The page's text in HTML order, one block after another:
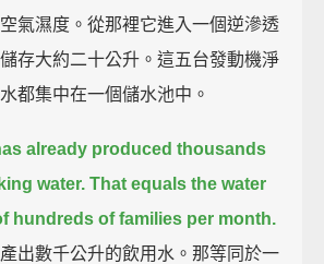
氣濕度。從那裡它進入一個逆滲透
存大約二十公升。這五台發動機淨
都集中在一個儲水池中。
already produced thousands
water. That equals the water
hundreds of families per month.
出數千公升的飲用水。那等同於一